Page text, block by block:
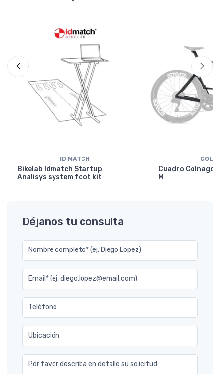
ID MATCH
Bikelab Idmatch Startup
Analisys system foot kit
Cuadro Colnago
M
Déjanos tu consulta
Nombre completo* (ej. Diego Lopez)
Email* (ej. diego.lopez@email.com)
Teléfono
Ubicación
Por favor describa en detalle su solicitud